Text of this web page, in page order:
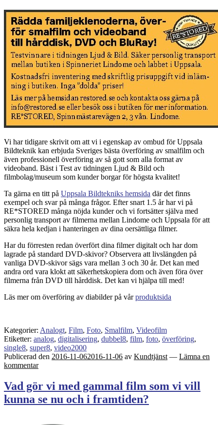
Vi har tidigare skrivit om att vi i egenskap av ombud för Uppsala
Bildteknik kan erbjuda Sveriges bästa överföring av smalfilm och
även professionell överföring av så gott som alla format av
videoband. Bäst i Test av tidningen Ljud & Bild och
filmbolag/museum som kunder borgar för högsta kvalitet!
Ta gärna en titt på Uppsala Bildtekniks hemsida där det finns
exempel och svar på många frågor. Efter snart 1.5 år har vi på
RE*STORED många nöjda kunder och vi fortsätter själva med
personlig transport av filmerna mellan Lindome och Uppsala för att
säkra hela kedjan i hanteringen av dina oersättliga filmer.
Har du förresten redan överfört dina filmer digitalt och har dom
lagrade på standard DVD-skivor? Observera att livslängden på
vanliga DVD-skivor sägs vara mellan 3 och 30 år. Det kan med
andra ord vara klokt att säkerhetskopiera dom och även föra över
filmerna från DVD till hårddisk. Det kan vi hjälpa till med!
Läs mer om överföring av diabilder på vårproduktsida
Kategorier: Analogt, Film, Foto, Smalfilm, Videofilm
Etiketter: analog, digitalisering, dubbel8, film, foto, överföring,
single8, super8, video2000
Publicerad den 2016-11-062016-11-06 av Kundtjänst — Lämna en
kommentar
Vad gör vi med gammal film som vi vill
kunna se nu och i framtiden?